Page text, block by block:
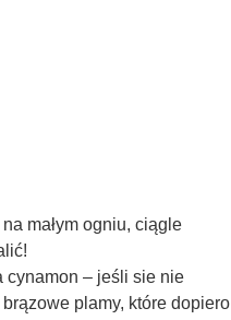
małym ogniu, ciągle
cynamon – jeśli sie nie
plamy, które dopiero